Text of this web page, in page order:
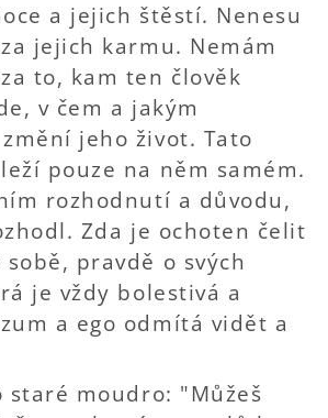
a jejich štěstí. Nenesu
jejich karmu. Nemám
to, kam ten člověk
v čem a jakým
jeho život. Tato
pouze na něm samém.
rozhodnutí a důvodu,
Zda je ochoten čelit
pravdě o svých
je vždy bolestivá a
a ego odmítá vidět a
staré moudro: "Můžeš